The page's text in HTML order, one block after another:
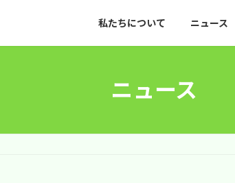
私たちについて ニュース
ニュース